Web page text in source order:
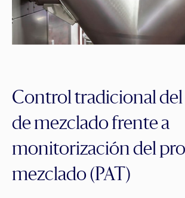
Control tradicional
de mezclado frente a
monitorización del
mezclado (PAT)